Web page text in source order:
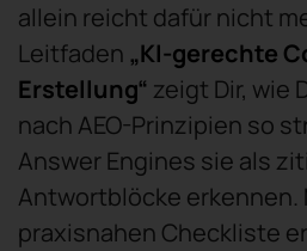
allein reicht dafür nicht
Leitfaden „KI-gerechte
Erstellung“ zeigt Dir, wie
nach AEO-Prinzipien so
Answer Engines sie als
Antwortblöcke erkennen.
praxisnahen Checkliste